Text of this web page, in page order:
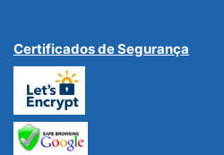
Certificados de Segurança